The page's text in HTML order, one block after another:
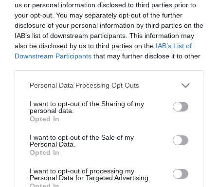
us or personal information disclosed to third parties prior to
your opt-out. You may separately opt-out of the further
disclosure of your personal information by third parties on the
IAB’s list of downstream participants. This information may
also be disclosed by us to third parties on the IAB’s List of
Downstream Participants that may further disclose it to other
Personal Data Processing Opt Outs
I want to opt-out of the Sharing of my
personal data.
Opted In
I want to opt-out of the Sale of my
Personal Data.
Opted In
I want to opt-out of processing my
Personal Data for Targeted Advertising.